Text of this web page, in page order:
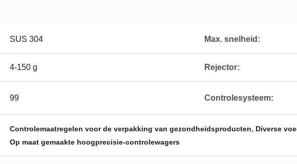
SUS 304 Max. snelheid:
4-150 g Rejector:
99 Controlesysteem:
Controlemaatregelen voor de verpakking van gezondheidsproducten, Diverse
Op maat gemaakte hoogprecisie-controlewagers